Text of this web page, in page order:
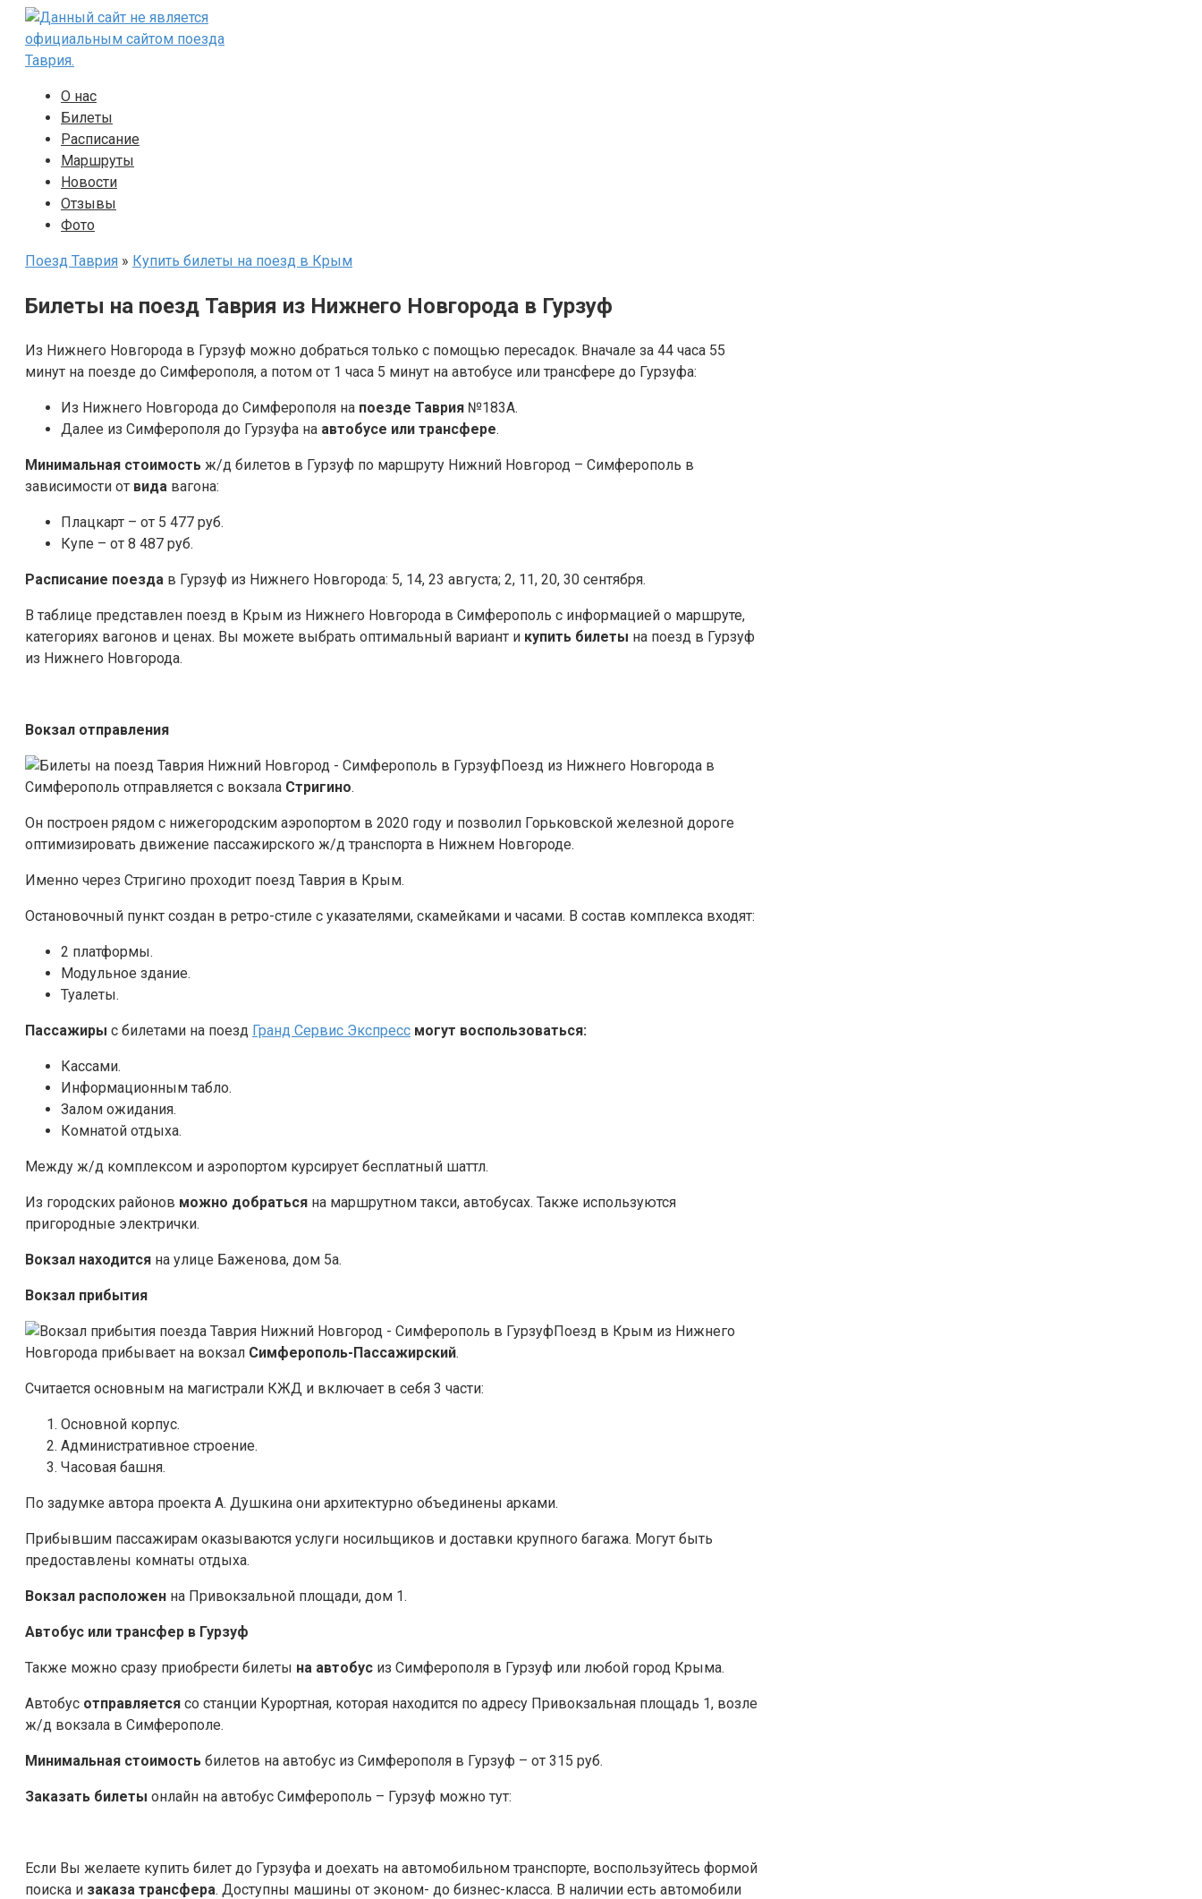
Перейти
контенту
О нас
Билеты
Расписание
Маршруты
Новости
Отзывы
Фото
Поезд Таврия » Купить билеты на поезд в Крым
Билеты на поезд Таврия из Нижнего Новгорода в Гурзуф
Из Нижнего Новгорода в Гурзуф можно добраться только с помощью пересадок. Вначале за 44 часа 55
минут на поезде до Симферополя, а потом от 1 часа 5 минут на автобусе или трансфере до Гурзуфа:
Из Нижнего Новгорода до Симферополя на поезде Таврия №183А.
Далее из Симферополя до Гурзуфа на автобусе или трансфере.
Минимальная стоимость ж/д билетов в Гурзуф по маршруту Нижний Новгород – Симферополь в
зависимости от вида вагона:
Плацкарт – от 5 477 руб.
Купе – от 8 487 руб.
Расписание поезда в Гурзуф из Нижнего Новгорода: 5, 14, 23 августа; 2, 11, 20, 30 сентября.
В таблице представлен поезд в Крым из Нижнего Новгорода в Симферополь с информацией о маршруте,
категориях вагонов и ценах. Вы можете выбрать оптимальный вариант и купить билеты на поезд в Гурзуф
из Нижнего Новгорода.
Вокзал отправления
Поезд из Нижнего Новгорода в
Симферополь отправляется с вокзала Стригино.
Он построен рядом с нижегородским аэропортом в 2020 году и позволил Горьковской железной дороге
оптимизировать движение пассажирского ж/д транспорта в Нижнем Новгороде.
Именно через Стригино проходит поезд Таврия в Крым.
Остановочный пункт создан в ретро-стиле с указателями, скамейками и часами. В состав комплекса входят:
2 платформы.
Модульное здание.
Туалеты.
Пассажиры с билетами на поезд Гранд Сервис Экспресс могут воспользоваться:
Кассами.
Информационным табло.
Залом ожидания.
Комнатой отдыха.
Между ж/д комплексом и аэропортом курсирует бесплатный шаттл.
Из городских районов можно добраться на маршрутном такси, автобусах. Также используются
пригородные электрички.
Вокзал находится на улице Баженова, дом 5а.
Вокзал прибытия
Поезд в Крым из Нижнего
Новгорода прибывает на вокзал Симферополь-Пассажирский.
Считается основным на магистрали КЖД и включает в себя 3 части:
Основной корпус.
Административное строение.
Часовая башня.
По задумке автора проекта А. Душкина они архитектурно объединены арками.
Прибывшим пассажирам оказываются услуги носильщиков и доставки крупного багажа. Могут быть
предоставлены комнаты отдыха.
Вокзал расположен на Привокзальной площади, дом 1.
Автобус или трансфер в Гурзуф
Также можно сразу приобрести билеты на автобус из Симферополя в Гурзуф или любой город Крыма.
Автобус отправляется со станции Курортная, которая находится по адресу Привокзальная площадь 1, возле
ж/д вокзала в Симферополе.
Минимальная стоимость билетов на автобус из Симферополя в Гурзуф – от 315 руб.
Заказать билеты онлайн на автобус Симферополь – Гурзуф можно тут:
Если Вы желаете купить билет до Гурзуфа и доехать на автомобильном транспорте, воспользуйтесь формой
поиска и заказа трансфера. Доступны машины от эконом- до бизнес-класса. В наличии есть автомобили